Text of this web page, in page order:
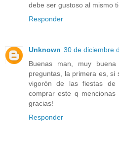
debe ser gustoso al mismo
Responder
Unknown 30 de diciembre
Buenas man, muy
preguntas, la primera es, si
vigorón de las fiestas
comprar este q
gracias!
Responder